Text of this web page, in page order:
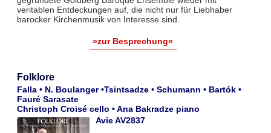
veritablen Entdeckungen auf, die nicht nur für Liebhaber
barocker Kirchenmusik von Interesse sind.
»zur Besprechung«
Folklore
Falla • N. Boulanger •Tsintsadze • Schumann • Bartók •
Fauré Sarasate
Christoph Croisé cello • Ana Bakradze piano
Avie AV2837